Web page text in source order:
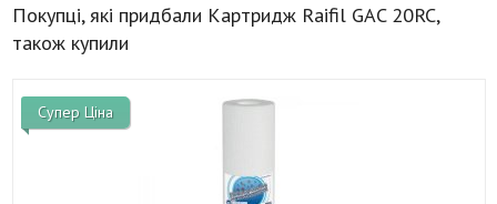
Покупці, які придбали Картридж Raifil GAC 20RC,
також купили
Супер Ціна